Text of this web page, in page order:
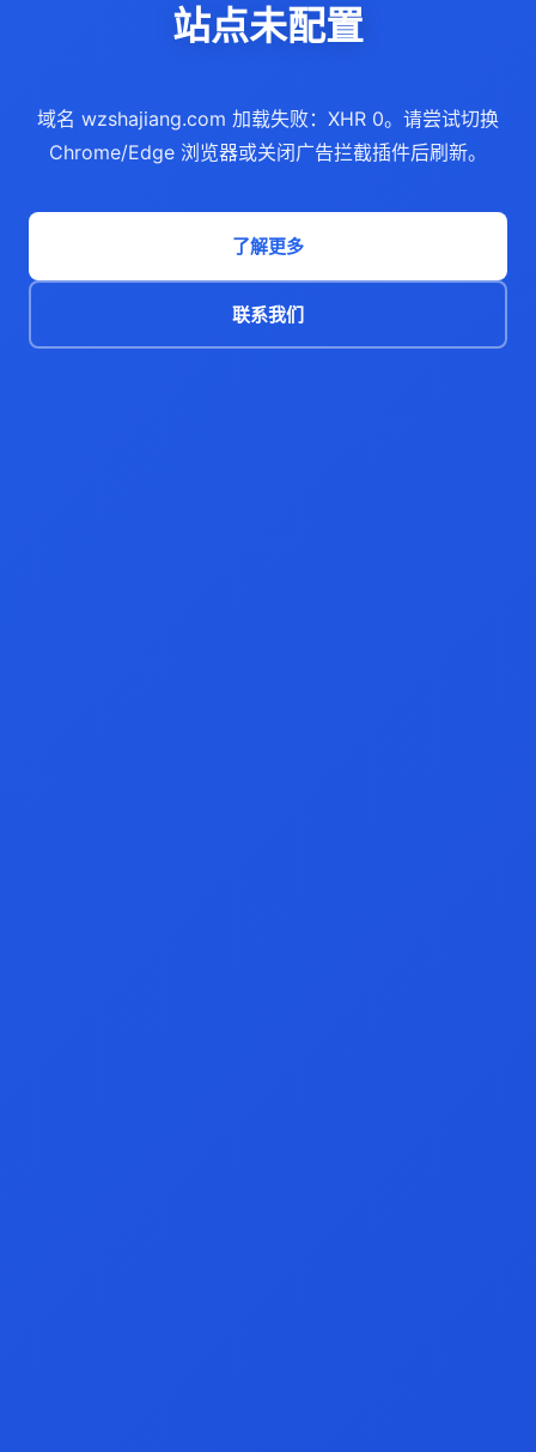
站点未配置
域名 wzshajiang.com 加载失败：XHR 0。请尝试切换
Chrome/Edge 浏览器或关闭广告拦截插件后刷新。
了解更多
联系我们